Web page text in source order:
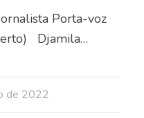
Porta-voz
Djamila…
de 2022